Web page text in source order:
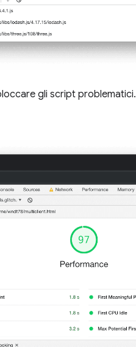
gli script problematici.